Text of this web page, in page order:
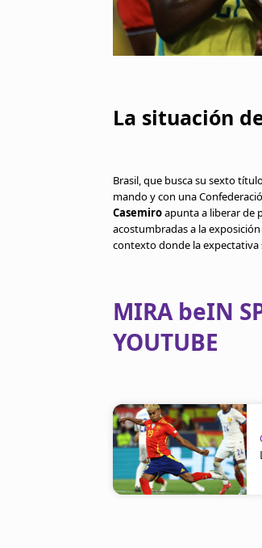
La situación
Brasil, que busca su sexto
mando y con una
Casemiroapunta a liberar de
acostumbradas a la
contexto donde la expectativa
MIRA beIN
YOUTUBE